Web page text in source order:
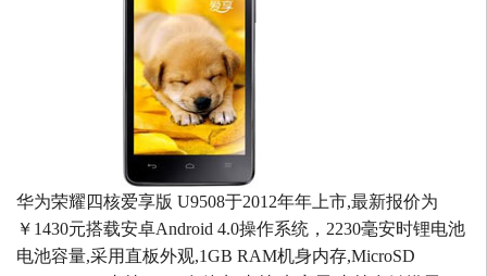
华为荣耀四核爱享版 U9508于2012年年上市,最新报价为
￥1430元搭载安卓Android 4.0操作系统，2230毫安时锂电池
电池容量,采用直板外观,1GB RAM机身内存,MicroSD